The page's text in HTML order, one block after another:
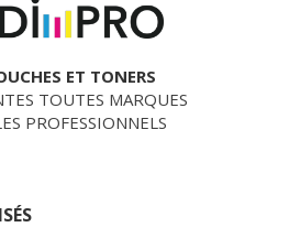
ET TONERS
TOUTES MARQUES
PROFESSIONNELS